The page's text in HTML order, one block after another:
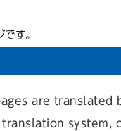
す。
are translated
system,